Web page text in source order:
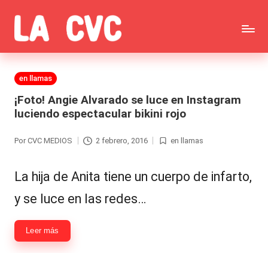
Saltar
al
contenido
C
o
p
u
c
a
s
y
F
Todas
las
noticias
de
la
Realitys,
Tierra
Brava,
Publicada
en llamas
¡Foto! Angie Alvarado se luce en Instagram
luciendo espectacular bikini rojo
Por CVC MEDIOS 2 febrero, 2016
Publicada
en llamas
La hija de Anita tiene un cuerpo de infarto,
y se luce en las redes…
Leer más